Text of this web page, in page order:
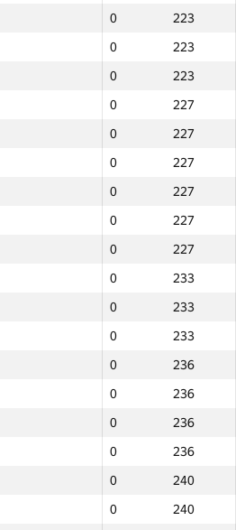
0
223
0
223
0
223
0
227
0
227
0
227
0
227
0
227
0
227
0
233
0
233
0
233
0
236
0
236
0
236
0
236
0
240
0
240
0
223
0
223
0
223
0
227
0
227
0
227
0
227
0
227
0
227
0
233
0
233
0
233
0
236
0
236
0
236
0
236
0
240
0
240